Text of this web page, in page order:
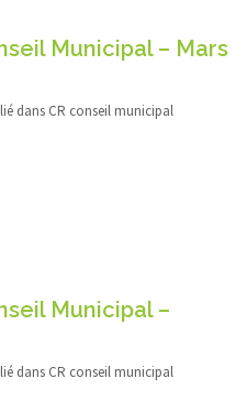
Municipal – Mars
dans CR conseil municipal
Municipal –
dans CR conseil municipal